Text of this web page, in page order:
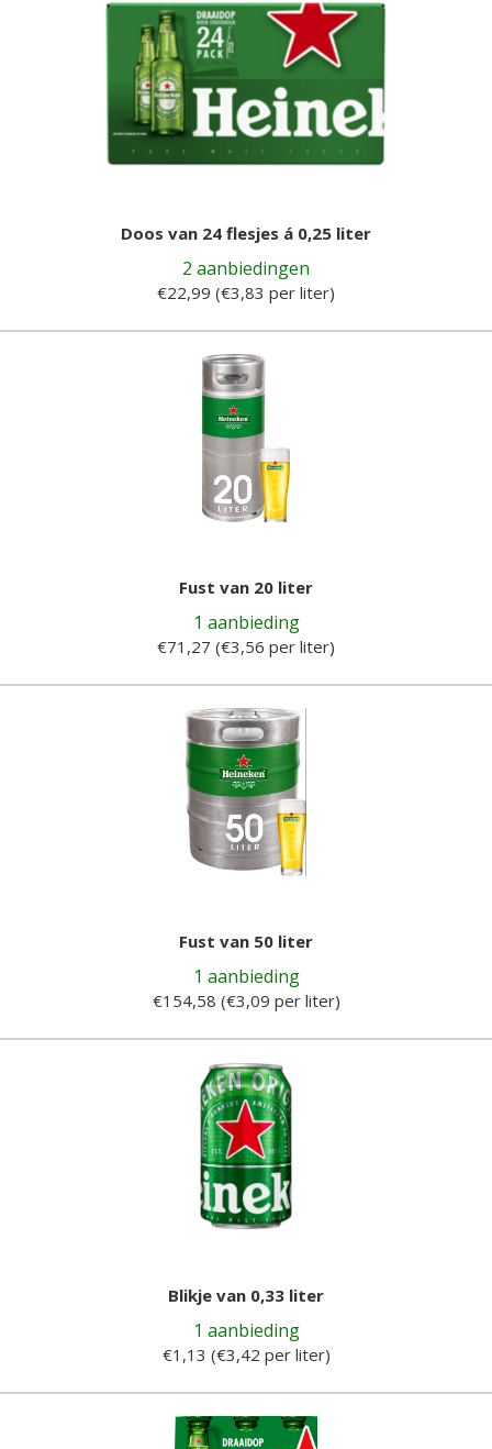
Doos van 24 flesjes á 0,25 liter
2 aanbiedingen
€22,99 (€3,83 per liter)
Fust van 20 liter
1 aanbieding
€71,27 (€3,56 per liter)
Fust van 50 liter
1 aanbieding
€154,58 (€3,09 per liter)
Blikje van 0,33 liter
1 aanbieding
€1,13 (€3,42 per liter)